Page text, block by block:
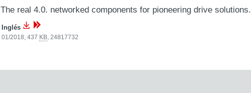
The real 4.0. networked components for pioneering drive
Inglés
01/2018, 437 KB, 24817732